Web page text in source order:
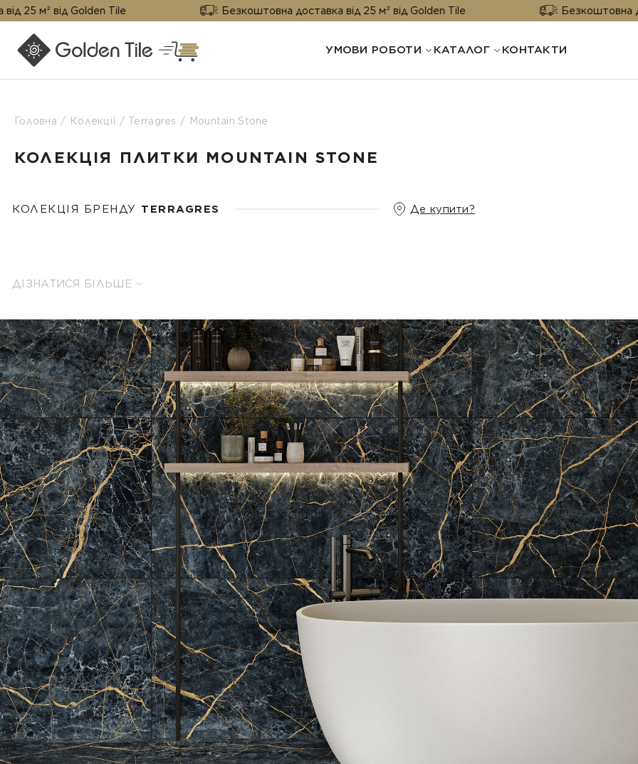
від Golden Tile Безкоштовна доставка від 25 м² від Golden Tile Безкоштовна
УМОВИ РОБОТИ КАТАЛОГ КОНТАКТИ
Головна Колекції Terragres Mountain Stone
КОЛЕКЦІЯ ПЛИТКИ MOUNTAIN STONE
КОЛЕКЦІЯ БРЕНДУ TERRAGRES Де купити?
ДІЗНАТИСЯ БІЛЬШЕ